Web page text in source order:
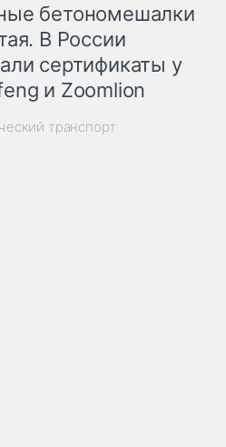
бетономешалки
В России
сертификаты у
и Zoomlion
транспорт